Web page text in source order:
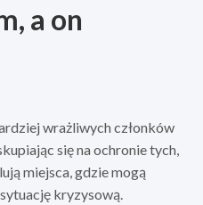
a on
wrażliwych członków
się na ochronie tych,
miejsca, gdzie mogą
kryzysową.